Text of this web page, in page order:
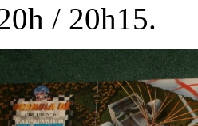
/ 20h15.